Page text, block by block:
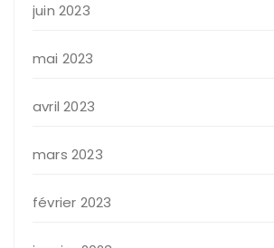
juin 2023
mai 2023
avril 2023
mars 2023
février 2023